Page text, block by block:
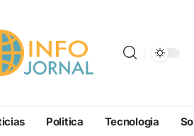
Politica Tecnologia